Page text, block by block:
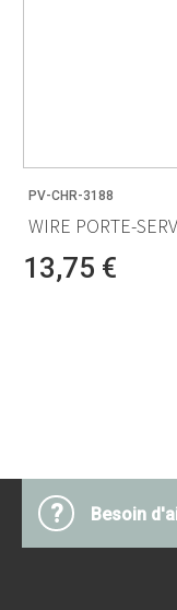
PV-CHR-3188
WIRE PORTE-
13,75 €
? Besoin